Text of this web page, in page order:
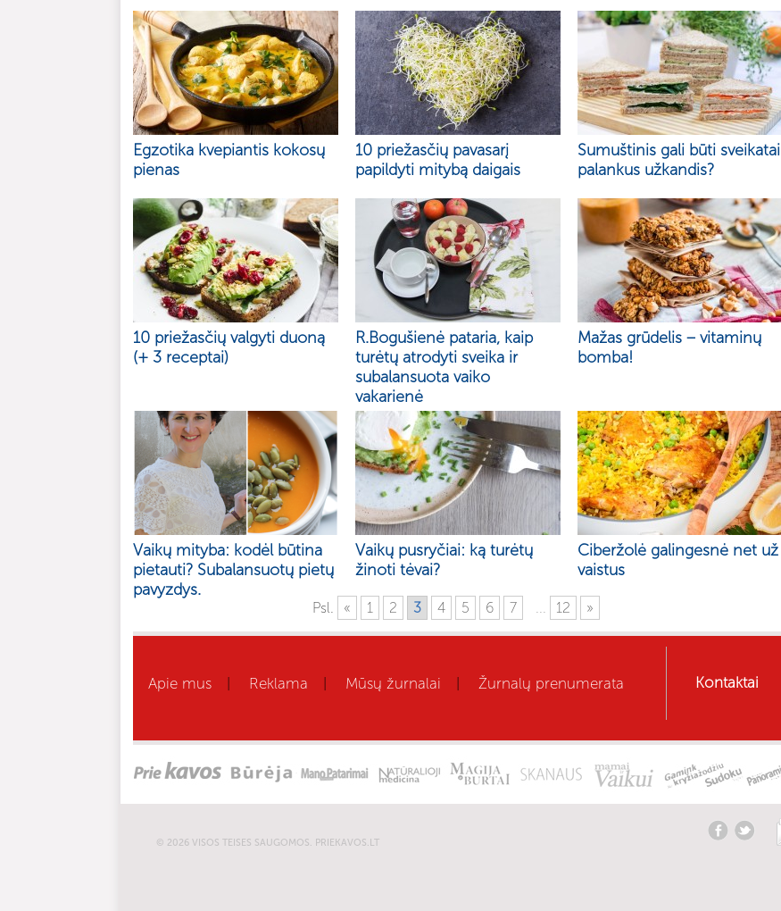
Egzotika kvepiantis kokosų
pienas
10 priežasčių pavasarį
papildyti mitybą daigais
Sumuštinis gali būti sveikatai
palankus užkandis?
10 priežasčių valgyti duoną
(+ 3 receptai)
R.Bogušienė pataria, kaip
turėtų atrodyti sveika ir
subalansuota vaiko
vakarienė
Mažas grūdelis – vitaminų
bomba!
Vaikų mityba: kodėl būtina
pietauti? Subalansuotų pietų
pavyzdys.
Vaikų pusryčiai: ką turėtų
žinoti tėvai?
Ciberžolė galingesnė net už
vaistus
Psl. « 1 2 3 4 5 6 7 ... 12 »
Apie mus Reklama Mūsų žurnalai Žurnalų prenumerata Kontaktai
© 2026 VISOS TEISES SAUGOMOS. PRIEKAVOS.LT